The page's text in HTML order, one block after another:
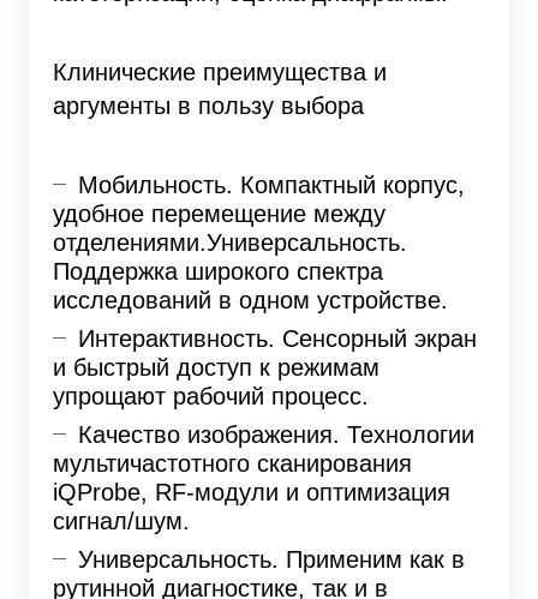
Клинические преимущества и
аргументы в пользу выбора
Мобильность. Компактный корпус,
удобное перемещение между
отделениями.Универсальность.
Поддержка широкого спектра
исследований в одном устройстве.
Интерактивность. Сенсорный экран
и быстрый доступ к режимам
упрощают рабочий процесс.
Качество изображения. Технологии
мультичастотного сканирования
iQProbe, RF-модули и оптимизация
сигнал/шум.
Универсальность. Применим как в
рутинной диагностике, так и в